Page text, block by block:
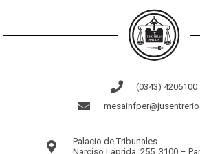
(0343) 4206100
Palacio de Tribunales
Narciso Laprida, 255, 3100 –